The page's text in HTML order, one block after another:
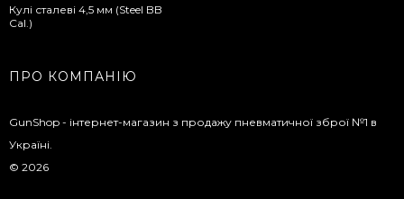
Кулі сталеві 4,5 мм (Steel BB
Cal.)
ПРО КОМПАНІЮ
GunShop - інтернет-магазин з продажу пневматичної зброї №1 в
Україні.
© 2026